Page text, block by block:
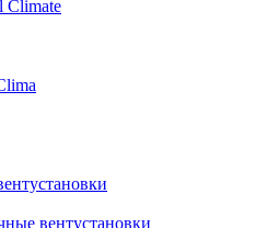
Climate
вентустановки